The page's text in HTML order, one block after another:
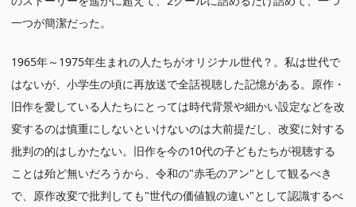
一つが簡潔だった。
1965年～1975年生まれの人たちがオリジナル世代？。私は世代で
はないが、小学生の頃に再放送で全話視聴した記憶がある。原作・
旧作を愛している人たちにとっては時代背景や細かい設定などを改
変するのは慎重にしないといけないのは大前提だし、改変に対する
批判の的はしかたない。旧作を今の10代の子どもたちが視聴する
ことは殆ど無いだろうから、令和の"赤毛のアン"として観るべき
で、原作改変で批判しても"世代の価値観の違い"として認識するべ